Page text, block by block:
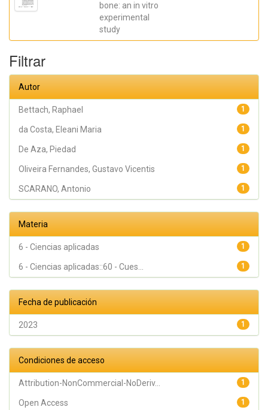
bone: an in vitro
experimental
study
Antonio;
Vicentis;
Alexandre
Filtrar
Autor
1
Bettach, Raphael
1
da Costa, Eleani Maria
1
De Aza, Piedad
1
Oliveira Fernandes, Gustavo Vicentis
1
SCARANO, Antonio
Materia
1
6 - Ciencias aplicadas
1
6 - Ciencias aplicadas::60 - Cues...
Fecha de publicación
1
2023
Condiciones de acceso
1
Attribution-NonCommercial-NoDeriv...
1
Open Access